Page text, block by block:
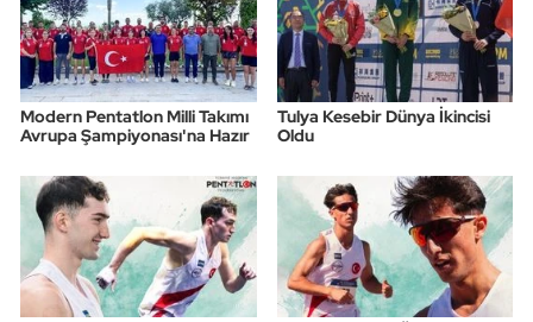
Modern Pentatlon Milli Takımı
Avrupa Şampiyonası'na Hazır
Tulya Kesebir Dünya İkincisi
Oldu